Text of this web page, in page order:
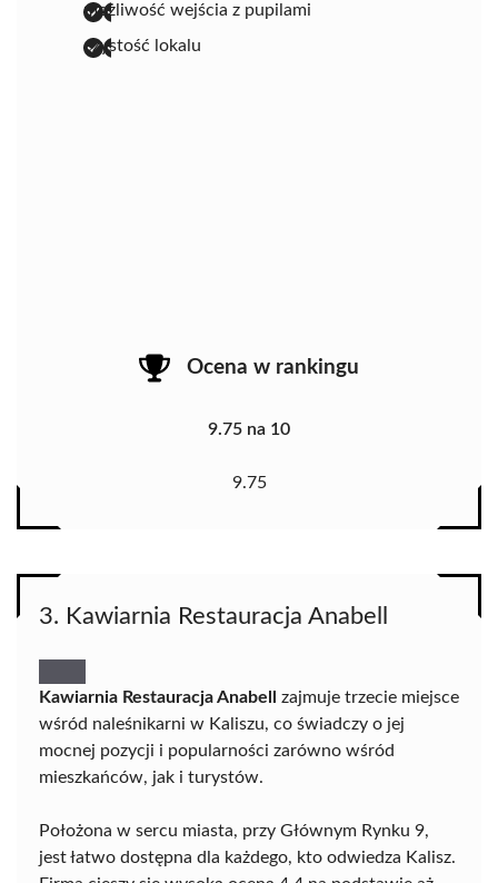
możliwość wejścia z pupilami
czystość lokalu
Ocena w rankingu
9.75 na 10
9.75
3. Kawiarnia Restauracja Anabell
Kawiarnia Restauracja Anabell
zajmuje trzecie miejsce
wśród naleśnikarni w Kaliszu, co świadczy o jej
mocnej pozycji i popularności zarówno wśród
mieszkańców, jak i turystów.
Położona w sercu miasta, przy Głównym Rynku 9,
jest łatwo dostępna dla każdego, kto odwiedza Kalisz.